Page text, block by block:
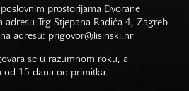
prostorijama Dvorane
adresu Trg Stjepana Radića 4, Zagreb
adresu: prigovor@lisinski.hr
se u razumnom roku, a
od 15 dana od primitka.